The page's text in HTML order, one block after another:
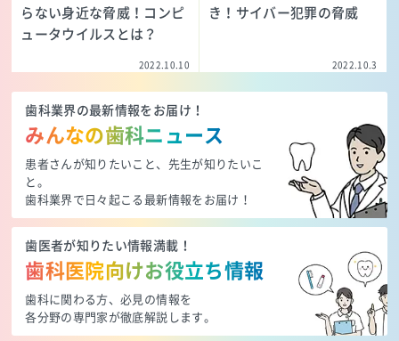
らない身近な脅威！コンピ
ュータウイルスとは？
2022.10.10
き！サイバー犯罪の脅威
2022.10.3
歯科業界の最新情報をお届け！
みんなの歯科ニュース
患者さんが知りたいこと、先生が知りたいこ
と。
歯科業界で日々起こる最新情報をお届け！
歯医者が知りたい情報満載！
歯科医院向けお役立ち情報
歯科に関わる方、必見の情報を
各分野の専門家が徹底解説します。